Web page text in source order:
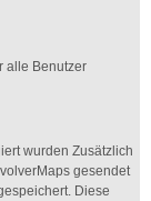
alle Benutzer
wurden Zusätzlich
gesendet
Diese